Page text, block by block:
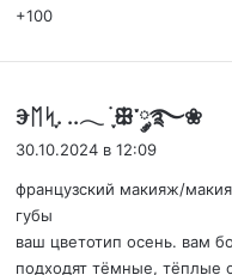
+100
Ⰵᛖᛋִֶָ. ..𓂃 ࣪ ִֶָꕥ་༘࿐❀
30.10.2024 в 12:09
французский макияж/
губы
ваш цветотип осень. вам
подходят тёмные, тёплые